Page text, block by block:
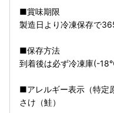
■賞味期限
製造日より冷凍保存で
■保存方法
到着後は必ず冷凍庫(-
■アレルギー表示（特定
さけ（鮭）